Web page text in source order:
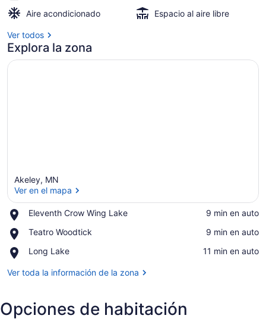
Aire acondicionado
Espacio al aire libre
Ver todos
Explora la zona
Akeley, MN
Ver en el mapa
Eleventh Crow Wing Lake
Place,
Crow
Lake
‪9 min en auto‬
Teatro Woodtick
Place,
Woodtick
‪9 min en auto‬
Long Lake
Place,
Lake
‪11 min en auto‬
Ver toda la información de la zona
Opciones de habitación